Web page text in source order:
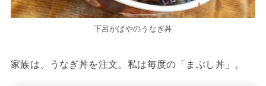
下呂かばやのうなぎ丼
家族は、うなぎ丼を注文。私は毎度の「まぶし丼」。